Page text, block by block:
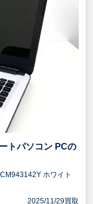
トパソコン PCの
ホワイト
2025/11/29買取